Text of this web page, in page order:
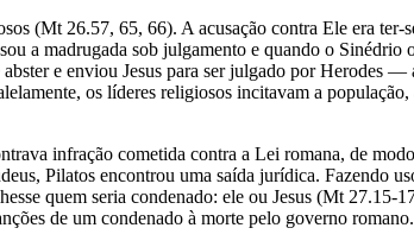
(Mt 26.57, 65, 66). A acusação contra Ele era
a madrugada sob julgamento e quando o
e enviou Jesus para ser julgado por Herodes
os líderes religiosos incitavam a
infração cometida contra a Lei romana, de
Pilatos encontrou uma saída jurídica. Fazendo
quem seria condenado: ele ou Jesus (Mt
de um condenado à morte pelo governo romano.